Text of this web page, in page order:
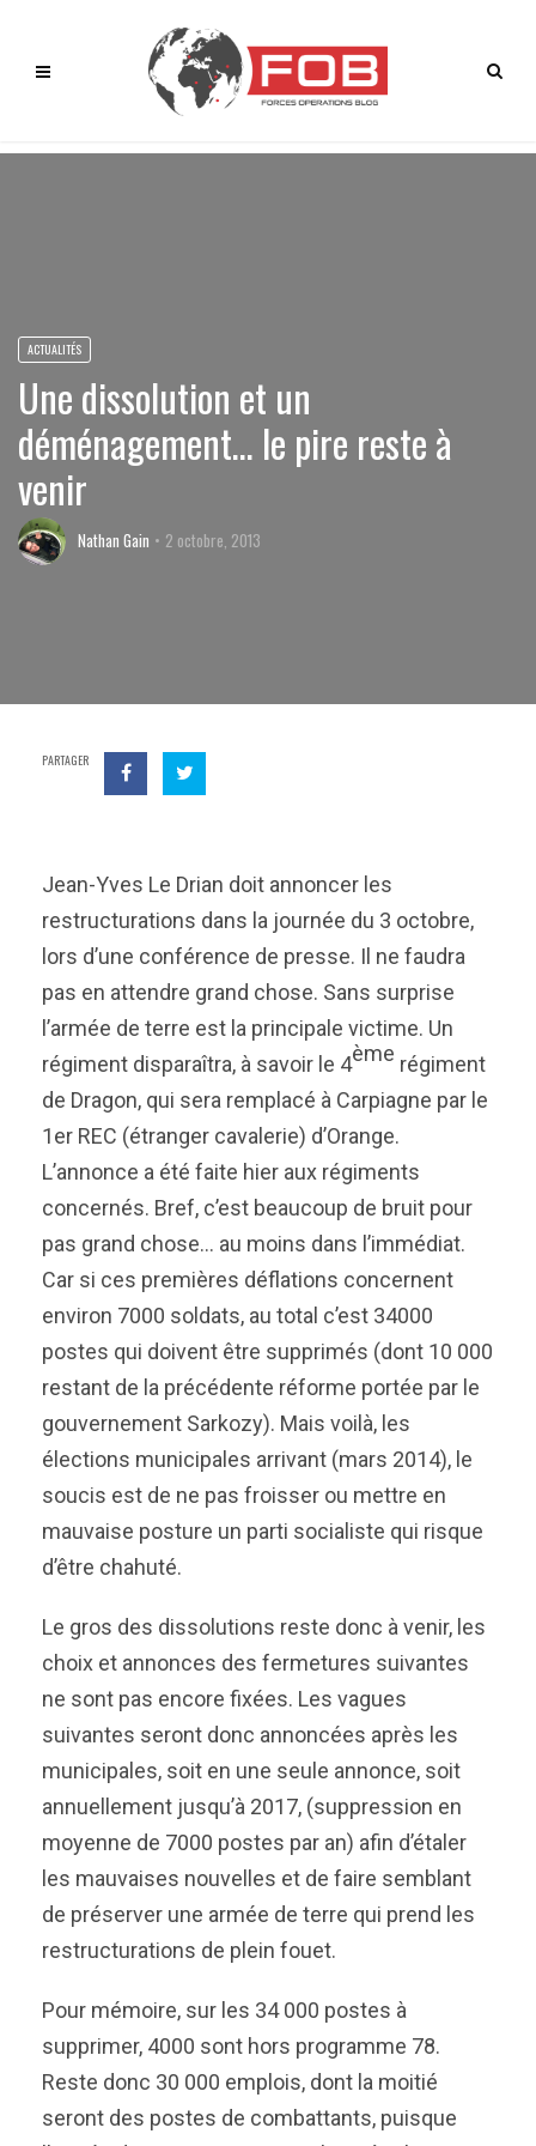
ACTUALITÉS
Une dissolution et un
déménagement… le pire reste à
venir
Nathan Gain 2 octobre, 2013
PARTAGER
Jean-Yves Le Drian doit annoncer les
restructurations dans la journée du 3 octobre,
lors d’une conférence de presse. Il ne faudra
pas en attendre grand chose. Sans surprise
l’armée de terre est la principale victime. Un
régiment disparaîtra, à savoir le 4ème régiment
de Dragon, qui sera remplacé à Carpiagne par le
1er REC (étranger cavalerie) d’Orange.
L’annonce a été faite hier aux régiments
concernés. Bref, c’est beaucoup de bruit pour
pas grand chose… au moins dans l’immédiat.
Car si ces premières déflations concernent
environ 7000 soldats, au total c’est 34000
postes qui doivent être supprimés (dont 10 000
restant de la précédente réforme portée par le
gouvernement Sarkozy). Mais voilà, les
élections municipales arrivant (mars 2014), le
soucis est de ne pas froisser ou mettre en
mauvaise posture un parti socialiste qui risque
d’être chahuté.
Le gros des dissolutions reste donc à venir, les
choix et annonces des fermetures suivantes
ne sont pas encore fixées. Les vagues
suivantes seront donc annoncées après les
municipales, soit en une seule annonce, soit
annuellement jusqu’à 2017, (suppression en
moyenne de 7000 postes par an) afin d’étaler
les mauvaises nouvelles et de faire semblant
de préserver une armée de terre qui prend les
restructurations de plein fouet.
Pour mémoire, sur les 34 000 postes à
supprimer, 4000 sont hors programme 78.
Reste donc 30 000 emplois, dont la moitié
seront des postes de combattants, puisque